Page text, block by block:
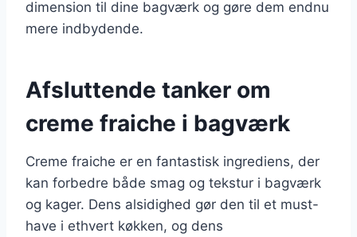
dimension til dine bagværk og gøre dem endnu
mere indbydende.
Afsluttende tanker om
creme fraiche i bagværk
Creme fraiche er en fantastisk ingrediens, der
kan forbedre både smag og tekstur i bagværk
og kager. Dens alsidighed gør den til et must-
have i ethvert køkken, og dens